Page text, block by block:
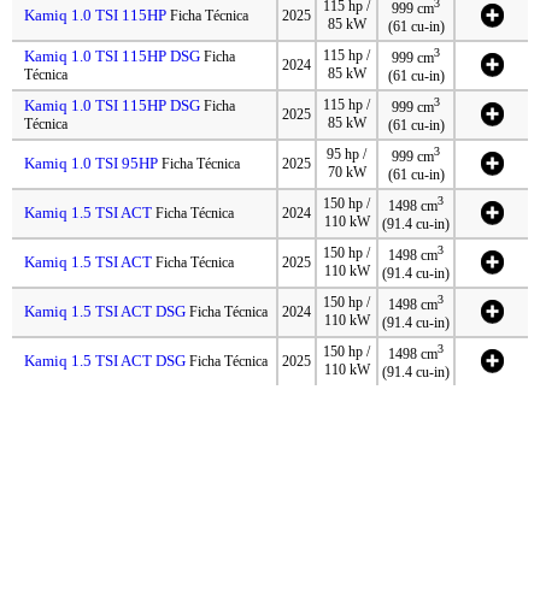
Kamiq 1.0 TSI 115HP Ficha Técnica 2025
115 hp /
85 kW
999 cm3
(61 cu-in)
Kamiq 1.0 TSI 115HP DSG Ficha
Técnica
2024
115 hp /
85 kW
999 cm3
(61 cu-in)
Kamiq 1.0 TSI 115HP DSG Ficha
Técnica
2025
115 hp /
85 kW
999 cm3
(61 cu-in)
Kamiq 1.0 TSI 95HP Ficha Técnica 2025
95 hp /
70 kW
999 cm3
(61 cu-in)
Kamiq 1.5 TSI ACT Ficha Técnica 2024
150 hp /
110 kW
1498 cm3
(91.4 cu-in)
Kamiq 1.5 TSI ACT Ficha Técnica 2025
150 hp /
110 kW
1498 cm3
(91.4 cu-in)
Kamiq 1.5 TSI ACT DSG Ficha Técnica 2024
150 hp /
110 kW
1498 cm3
(91.4 cu-in)
Kamiq 1.5 TSI ACT DSG Ficha Técnica 2025
150 hp /
110 kW
1498 cm3
(91.4 cu-in)